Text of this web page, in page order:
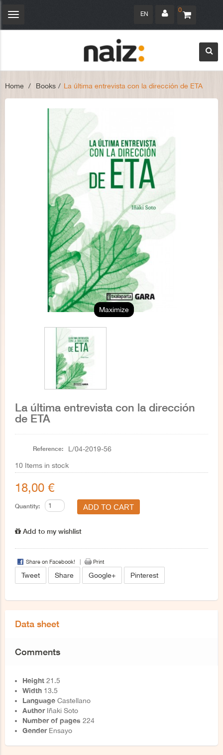
0
EN
Toggle
Home > Books > La última entrevista con la dirección de ETA
Maximize
La última entrevista con la dirección
de ETA
Reference: L/04-2019-56
10 Items in stock
18,00 €
Quantity:
Add to my wishlist
Share on Facebook! Print
Tweet Share Google+ Pinterest
Data sheet
Comments
Height 21.5
Width 13.5
Language Castellano
AuthorIñaki Soto
Number of pages 224
GenderEnsayo